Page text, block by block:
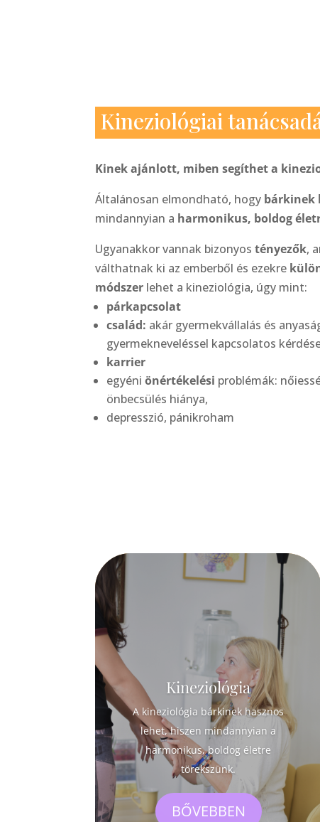
Kineziológiai
Kinek ajánlott, miben segíthet a
Általánosan elmondható, hogy bárkinek
mindannyian a harmonikus, boldog
Ugyanakkor vannak bizonyostényezők,
válthatnak ki az emberből és ezekre
módszer lehet a kineziológia, úgy mint:
párkapcsolat
család: akár gyermekvállalás és
gyermekneveléssel kapcsolatos
karrier
egyéni önértékelési problémák:
önbecsülés hiánya,
depresszió, pánikroham
Kineziológia
A kineziológia bárkinek hasznos
lehet, hiszen mindannyian a
harmonikus, boldog életre
törekszünk.
BŐVEBBEN